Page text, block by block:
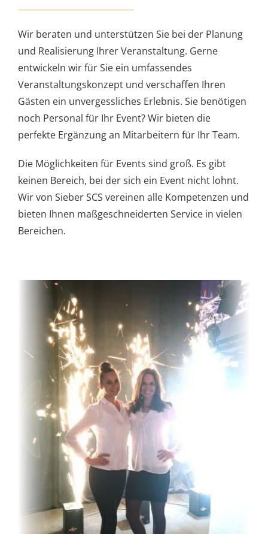
Wir beraten und unterstützen Sie bei der Planung
und Realisierung Ihrer Veranstaltung. Gerne
entwickeln wir für Sie ein umfassendes
Veranstaltungskonzept und verschaffen Ihren
Gästen ein unvergessliches Erlebnis. Sie benötigen
noch Personal für Ihr Event? Wir bieten die
perfekte Ergänzung an Mitarbeitern für Ihr Team.
Die Möglichkeiten für Events sind groß. Es gibt
keinen Bereich, bei der sich ein Event nicht lohnt.
Wir von Sieber SCS vereinen alle Kompetenzen und
bieten Ihnen maßgeschneiderten Service in vielen
Bereichen.